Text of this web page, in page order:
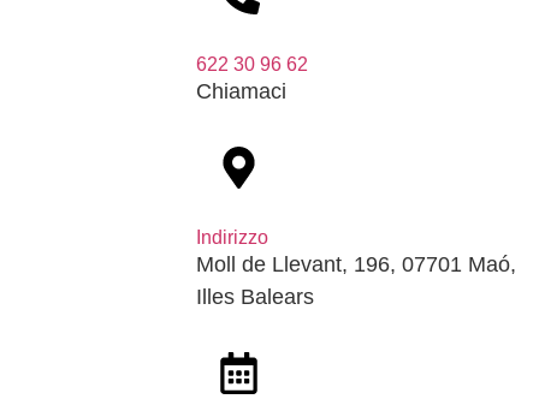
622 30 96 62
Chiamaci
Indirizzo
Moll de Llevant, 196, 07701 Maó,
Illes Balears